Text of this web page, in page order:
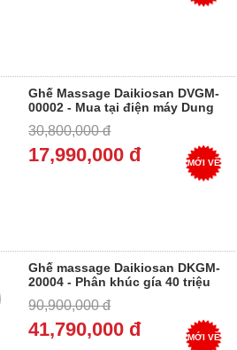
Ghế Massage Daikiosan DVGM-
00002 - Mua tại điện máy Dung
30,800,000 đ
17,990,000 đ MỚI VỀ
Ghế massage Daikiosan DKGM-
20004 - Phân khúc gía 40 triệu
90,900,000 đ
41,790,000 đ MỚI VỀ